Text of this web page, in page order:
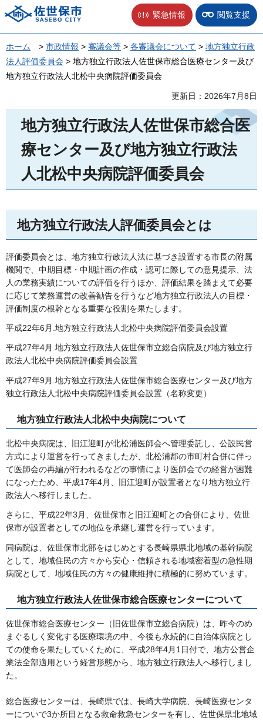
佐世保市 緊急情報 閲覧支援
ホーム > 市政情報 > 審議会等 > 各審議会について > 地方独立行政
法人評価委員会 > 地方独立行政法人佐世保市総合医療センター及び
地方独立行政法人北松中央病院評価委員会
更新日：2026年7月8日
地方独立行政法人佐世保市総合医
療センター及び地方独立行政法
人北松中央病院評価委員会
地方独立行政法人評価委員会とは
評価委員会とは、地方独立行政法人法に基づき設置する市長の附属
機関で、中期目標・中期計画の作成・認可に際しての意見提示、法
人の業務実績についての評価を行うほか、評価結果を踏まえて必要
に応じて業務運営の改善勧告を行うなど地方独立行政法人の目標・
評価制度の根幹となる重要な役割を果たします。
平成22年6月.地方独立行政法人北松中央病院評価委員会設置
平成27年4月.地方独立行政法人佐世保市立総合病院及び地方独立行
政法人北松中央病院評価委員会設置
平成27年9月.地方独立行政法人佐世保市総合医療センター及び地方
独立行政法人北松中央病院評価委員会設置（名称変更）
地方独立行政法人北松中央病院について
北松中央病院は、旧江迎町が北松浦医師会へ管理委託し、公設民営
方式により運営を行ってきましたが、北松浦郡の市町村合併に伴っ
て医師会の再編が行われるなどの事情により医師会での経営が困難
になったため、平成17年4月、旧江迎町が設置者となり地方独立行
政法人へ移行しました。
さらに、平成22年3月、佐世保市と旧江迎町との合併により、佐世
保市が設置者としての地位を承継し運営を行っています。
同病院は、佐世保市北部をはじめとする長崎県県北地域の基幹病院
として、地域住民の方々から安心・信頼される地域密着型の急性期
病院として、地域住民の方々の健康維持に積極的に努めています。
地方独立行政法人佐世保市総合医療センターについて
佐世保市総合医療センター（旧佐世保市立総合病院）は、昨今のめ
まぐるしく変化する医療環境の中、今後も永続的に自治体病院とし
ての使命を果たしていくために、平成28年4月1日付で、地方公営企
業法全部適用という経営形態から、地方独立行政法人へ移行しまし
た。
総合医療センターは、長崎県では、長崎大学病院、長崎医療センタ
ーについで3か所目となる救命救急センターを有し、佐世保県北地域